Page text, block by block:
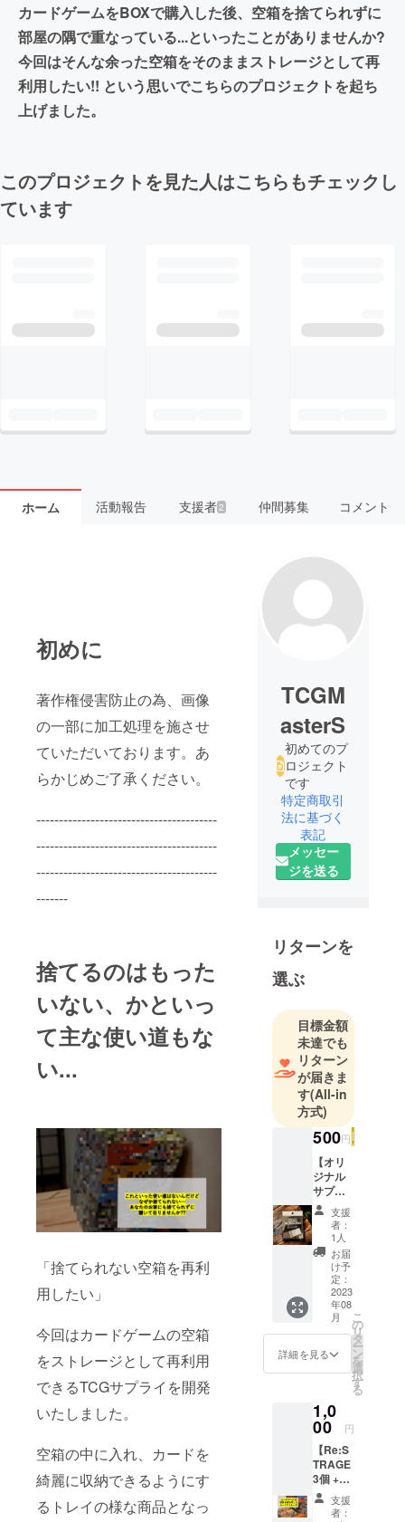
カードゲームをBOXで購入した後、​空箱を捨てられずに
部屋の隅で重なっている...​ といったことがありませんか?
今回はそんな余った空箱をそのままストレージとして再
利用したい!! という思いでこちらのプロジェクトを起ち
上げました。
このプロジェクトを見た人はこちらもチェックし
ています
ホーム 活動報告 支援者 2 仲間募集 コメント
初めに
著作権侵害防止の為、画像
の一部に加工処理を施させ
ていただいております。あ
らかじめご了承ください。
----------------------------------------
----------------------------------------
----------------------------------------
-------
捨てるのはもった
いない、かといっ
て主な使い道もな
い...
「捨てられない空箱を再利
用したい」
今回はカードゲームの空箱
をストレージとして再利用
できるTCGサプライを開発
いたしました。
空箱の中に入れ、カードを
綺麗に収納できるようにす
るトレイの様な商品となっ
TCGM
asterS
初めてのプ
ロジェクト
です
特定商取引
法に基づく
表記
メッセー
ジを送る
リターンを
選ぶ
目標金額
未達でも
リターン
が届きま
す(All-in
方式)
500円
【オリ
ジナル
サプラ
イ
CARD
SLEEP
ER 1
個】
カード
の傷つ
き防止
のオリ
ジナル
サプラ
イ
〝CAR
SLEEP
ER(カー
ドス
リー
パー)〟
今や
カード
は資
支援
者：
1人
お届
け予
定：
2023
年08
月
詳細を見る
こ
の
リ
タ
ー
ン
を
選
択
す
る
1,0
00 円
【Re:S
TRAGE
3個 +
CARDS
LEEPE
支援
者：